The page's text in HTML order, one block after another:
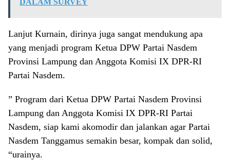
Lanjut Kurnain, dirinya juga sangat mendukung apa
yang menjadi program Ketua DPW Partai Nasdem
Provinsi Lampung dan Anggota Komisi IX DPR-RI
Partai Nasdem.
” Program dari Ketua DPW Partai Nasdem Provinsi
Lampung dan Anggota Komisi IX DPR-RI Partai
Nasdem, siap kami akomodir dan jalankan agar Partai
Nasdem Tanggamus semakin besar, kompak dan solid,
“urainya.